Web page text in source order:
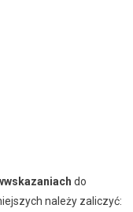
do
należy zaliczyć: